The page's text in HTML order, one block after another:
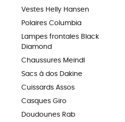
Vestes Helly Hansen
Polaires Columbia
Lampes frontales Black
Diamond
Chaussures Meindl
Sacs à dos Dakine
Cuissards Assos
Casques Giro
Doudounes Rab